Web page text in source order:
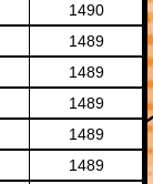
1490
1489
1489
1489
1489
1489